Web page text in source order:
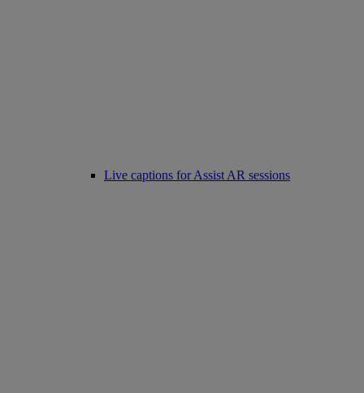
Live captions for Assist AR sessions